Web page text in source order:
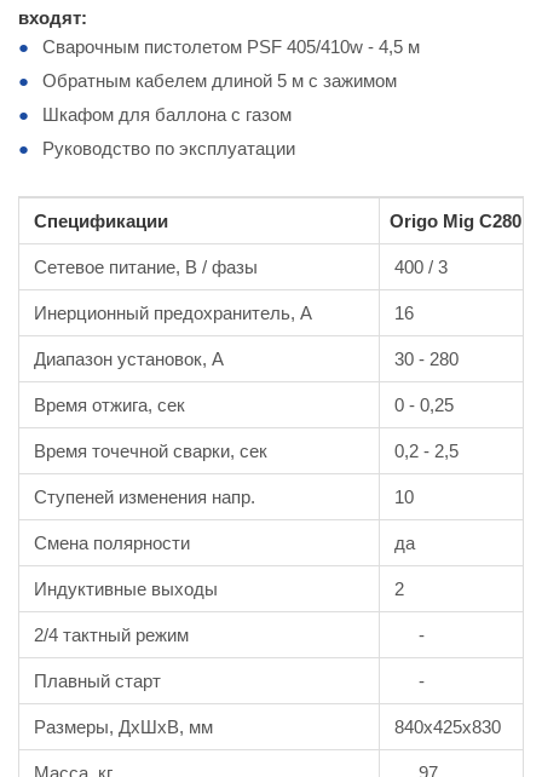
входят:
Сварочным пистолетом PSF 405/410w - 4,5 м
Обратным кабелем длиной 5 м с зажимом
Шкафом для баллона с газом
Руководство по эксплуатации
Спецификации Origo Mig C280
Сетевое питание, В / фазы 400 / 3
Инерционный предохранитель, A 16
Диапазон установок, A 30 - 280
Время отжига, сек 0 - 0,25
Время точечной сварки, сек 0,2 - 2,5
Ступеней изменения напр. 10
Смена полярности да
Индуктивные выходы 2
2/4 тактный режим -
Плавный старт -
Размеры, ДxШxВ, мм 840x425x830
Масса, кг 97